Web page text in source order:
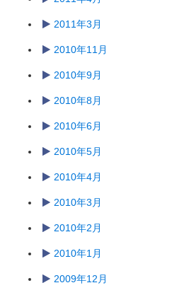
2011年3月
2010年11月
2010年9月
2010年8月
2010年6月
2010年5月
2010年4月
2010年3月
2010年2月
2010年1月
2009年12月